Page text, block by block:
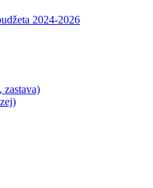
2024-2026